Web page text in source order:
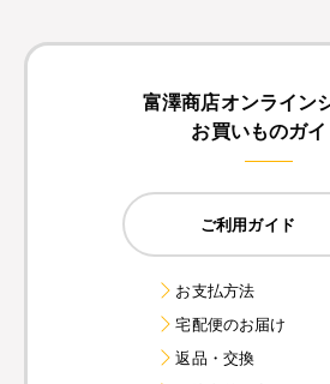
富澤商店オンライン
お買いものガ
ご利用ガイド
お支払方法
宅配便のお届け
返品・交換